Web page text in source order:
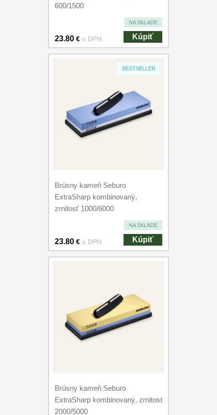
600/1500
NA SKLADE
23.80 € s DPH Kúpiť
BESTSELLER
Brúsny kameň Seburo
ExtraSharp kombinovaný,
zrnitosť 1000/6000
NA SKLADE
23.80 € s DPH Kúpiť
Brúsny kameň Seburo
ExtraSharp kombinovaný, zrnitost
2000/5000